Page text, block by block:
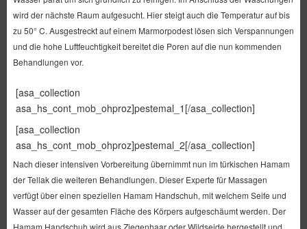
wird der nächste Raum aufgesucht. Hier steigt auch die Temperatur auf bis
zu 50° C. Ausgestreckt auf einem Marmorpodest lösen sich Verspannungen
und die hohe Luftfeuchtigkeit bereitet die Poren auf die nun kommenden
Behandlungen vor.
[asa_collection
asa_hs_cont_mob_ohproz]pestemal_1[/asa_collection]
[asa_collection
asa_hs_cont_mob_ohproz]pestemal_2[/asa_collection]
Nach dieser intensiven Vorbereitung übernimmt nun im türkischen Hamam
der Tellak die weiteren Behandlungen. Dieser Experte für Massagen
verfügt über einen speziellen Hamam Handschuh, mit welchem Seife und
Wasser auf der gesamten Fläche des Körpers aufgeschäumt werden. Der